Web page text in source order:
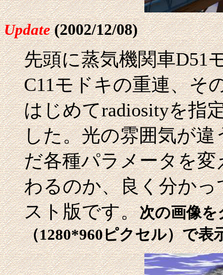
Update (2002/12/08)
先頭に蒸気機関車D51
C11モドキの重連、そ
はじめてradiosityを指
した。光の雰囲気が
だ各種パラメータを
わるのか、良く分か
スト版です。次の画像
（1280*960ピクセル）で表